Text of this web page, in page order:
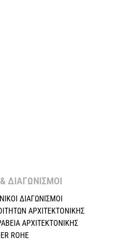
ΔΙΑΓΩΝΙΣΜΟΙ
ΔΙΑΓΩΝΙΣΜΟΙ
ΑΡΧΙΤΕΚΤΟΝΙΚΗΣ
ΑΡΧΙΤΕΚΤΟΝΙΚΗΣ
ROHE